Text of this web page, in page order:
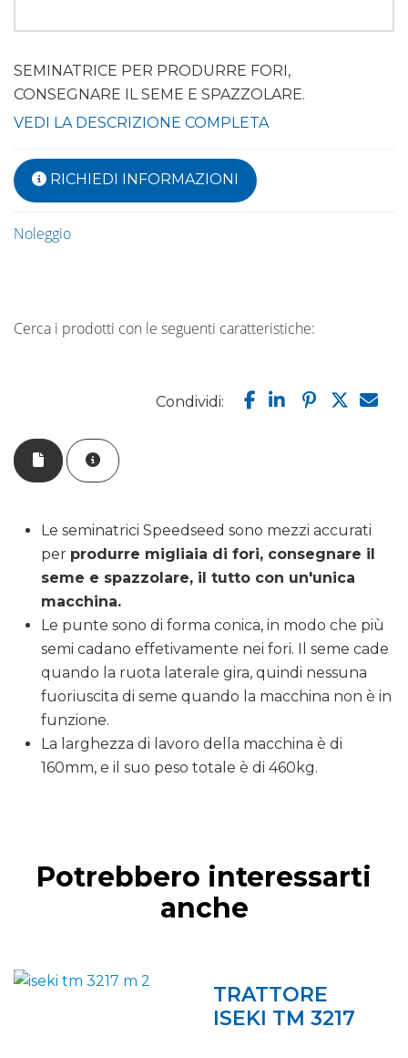
SEMINATRICE PER PRODURRE FORI,
CONSEGNARE IL SEME E SPAZZOLARE.
VEDI LA DESCRIZIONE COMPLETA
RICHIEDI INFORMAZIONI
Noleggio
Cerca i prodotti con le seguenti caratteristiche:
Condividi:
Le seminatrici Speedseed sono mezzi accurati
per produrre migliaia di fori, consegnare il
seme e spazzolare, il tutto con un'unica
macchina.
Le punte sono di forma conica, in modo che più
semi cadano effetivamente nei fori. Il seme cade
quando la ruota laterale gira, quindi nessuna
fuoriuscita di seme quando la macchina non è in
funzione.
La larghezza di lavoro della macchina è di
160mm, e il suo peso totale è di 460kg.
Potrebbero interessarti
anche
TRATTORE
ISEKI TM 3217